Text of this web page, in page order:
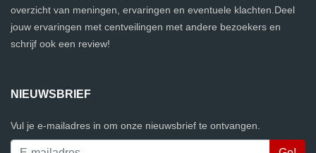
overzicht van meningen, ervaringen en eventuele klachten.Deel
jouw ervaringen met centveilingen met andere bezoekers en
schrijf ook een review!
NIEUWSBRIEF
Vul je e-mailadres in om onze nieuwsbrief te ontvangen.